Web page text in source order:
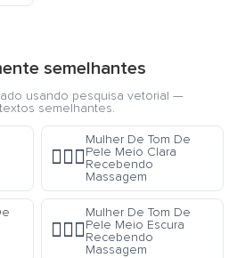
semelhantes
usando pesquisa vetorial —
semelhantes.
💆🏼‍♀️
Mulher De Tom De
Pele Meio Clara
Recebendo
Massagem
💆🏾‍♀️
Mulher De Tom De
Pele Meio Escura
Recebendo
Massagem